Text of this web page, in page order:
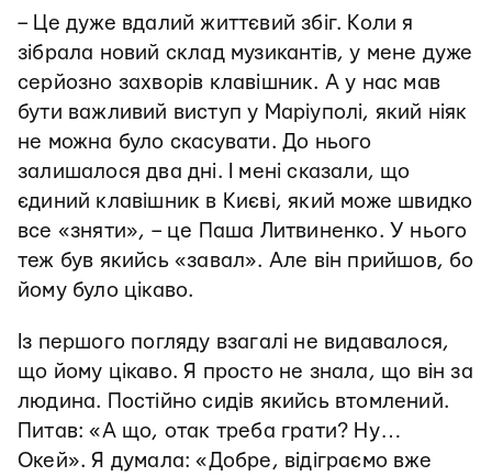
– Це дуже вдалий життєвий збіг. Коли я
зібрала новий склад музикантів, у мене дуже
серйозно захворів клавішник. А у нас мав
бути важливий виступ у Маріуполі, який ніяк
не можна було скасувати. До нього
залишалося два дні. І мені сказали, що
єдиний клавішник в Києві, який може швидко
все «зняти», – це Паша Литвиненко. У нього
теж був якийсь «завал». Але він прийшов, бо
йому було цікаво.
Із першого погляду взагалі не видавалося,
що йому цікаво. Я просто не знала, що він за
людина. Постійно сидів якийсь втомлений.
Питав: «А що, отак треба грати? Ну…
Окей». Я думала: «Добре, відіграємо вже